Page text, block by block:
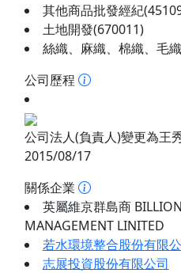
其他商品批發經紀
土地開發(670011)
絲織、麻織、棉織、毛
公司歷程
公司法人(負責人)變更為王
2015/08/17
關係企業
英屬維京群島商
MANAGEMENT LINITED
若水環境整合股份有限
志展投資股份有限公司